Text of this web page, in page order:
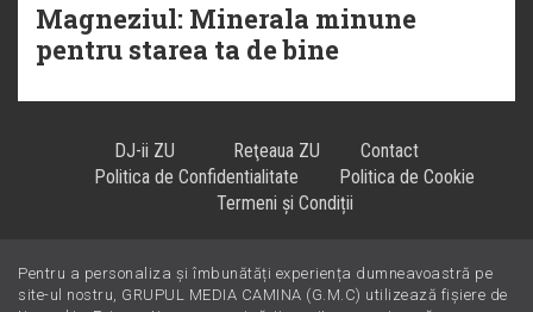
Magneziul: Minerala minune
pentru starea ta de bine
DJ-ii ZU Reţeaua ZU
Contact
Politica de Confidentialitate
Politica de Cookie
Termeni și Condiții
Hiturile se ascultă la !
Pentru a personaliza și îmbunătăți experiența dumneavoastră pe
site-ul nostru, GRUPUL MEDIA CAMINA (G.M.C) utilizează fișiere de